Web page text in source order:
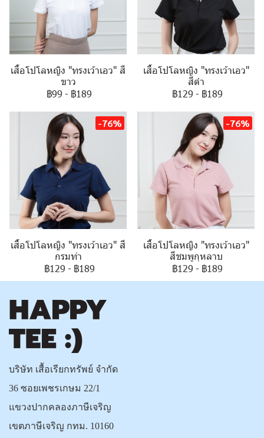
เสื้อโปโลหญิง "ทรงเว้าเอว" สี
ขาว
฿99 - ฿189
เสื้อโปโลหญิง "ทรงเว้าเอว"
สีดำ
฿129 - ฿189
-76%
เสื้อโปโลหญิง "ทรงเว้าเอว" สี
กรมท่า
฿129 - ฿189
-76%
เสื้อโปโลหญิง "ทรงเว้าเอว"
สีชมพูกุหลาบ
฿129 - ฿189
บริษัท เสื้อเรียกทรัพย์ จำกัด
36 ซอยเพชรเกษม 22/1
แขวงปากคลองภาษีเจริญ
เขตภาษีเจริญ กทม. 10160